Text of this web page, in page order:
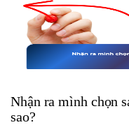
Nhận ra mình chọn
sao?